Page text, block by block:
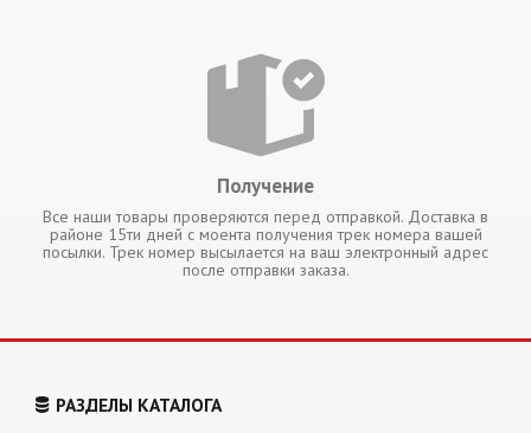
Получение
Все наши товары проверяются перед отправкой. Доставка в
районе 15ти дней с моента получения трек номера вашей
посылки. Трек номер высылается на ваш электронный адрес
после отправки заказа.
РАЗДЕЛЫ КАТАЛОГА